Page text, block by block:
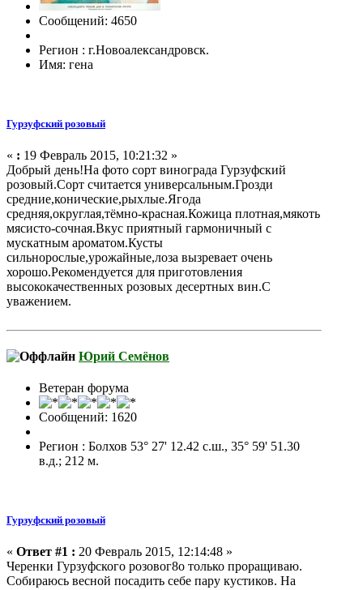
Сообщений: 4650
Регион : г.Новоалександровск.
Имя: гена
Гурзуфский розовый
« : 19 Февраль 2015, 10:21:32 »
Добрый день!На фото сорт винограда Гурзуфский
розовый.Сорт считается универсальным.Грозди
средние,конические,рыхлые.Ягода
средняя,округлая,тёмно-красная.Кожица плотная,мякоть
мясисто-сочная.Вкус приятный гармоничный с
мускатным ароматом.Кусты
сильнорослые,урожайные,лоза вызревает очень
хорошо.Рекомендуется для приготовления
высококачественных розовых десертных вин.С
уважением.
Юрий Семёнов
Ветеран форума
Сообщений: 1620
Регион : Болхов 53° 27' 12.42 с.ш., 35° 59' 51.30
в.д.; 212 м.
Гурзуфский розовый
« Ответ #1 : 20 Февраль 2015, 12:14:48 »
Черенки Гурзуфского розовог8о только проращиваю.
Собираюсь весной посадить себе пару кустиков. На